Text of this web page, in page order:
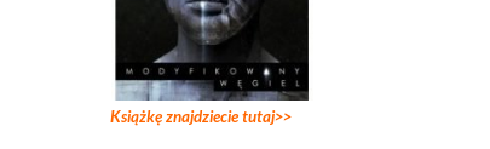
Książkę znajdziecie tutaj>>